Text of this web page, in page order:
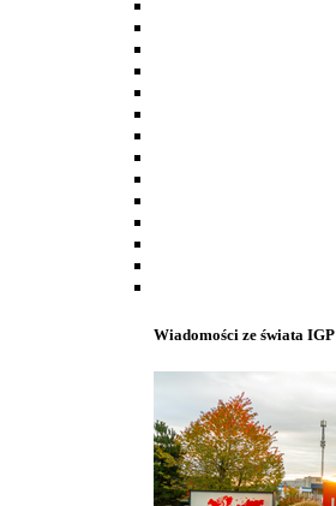
Wiadomości ze świata IGP